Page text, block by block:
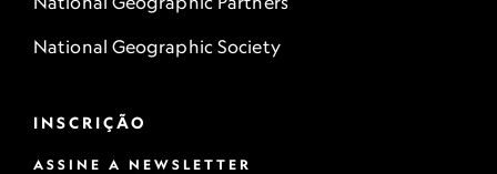
National Geographic Society
INSCRIÇÃO
ASSINE A NEWSLETTER